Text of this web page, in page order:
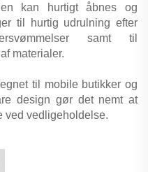
kan hurtigt åbnes og
til hurtig udrulning efter
samt til
materialer.
til mobile butikker og
design gør det nemt at
ved vedligeholdelse.